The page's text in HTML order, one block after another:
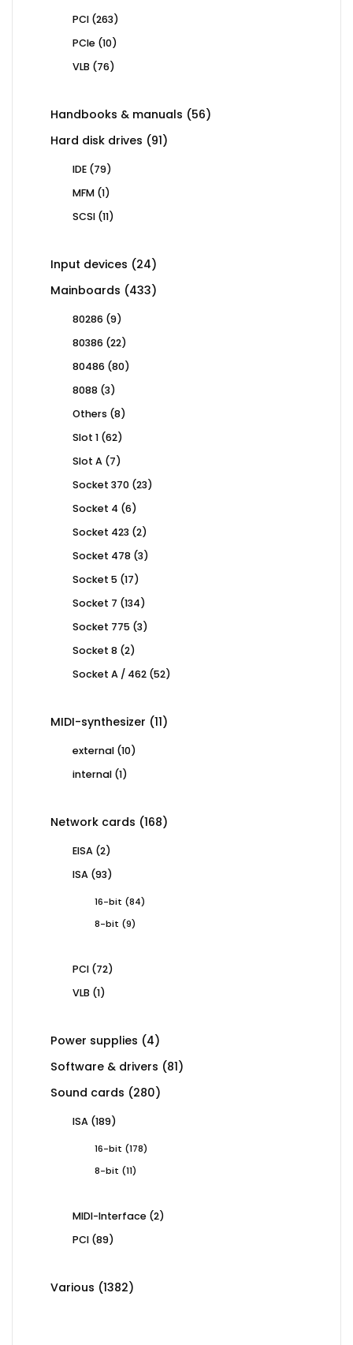
PCI 263263
PCIe 1010
VLB 7676
Handbooks & manuals 5656
Hard disk drives 9191
IDE 7979
MFM 11
SCSI 1111
Input devices 2424
Mainboards 433433
80286 99
80386 2222
80486 8080
8088 33
Others 88
Slot 1 6262
Slot A 77
Socket 370 2323
Socket 4 66
Socket 423 22
Socket 478 33
Socket 5 1717
Socket 7 134134
Socket 775 33
Socket 8 22
Socket A / 462 5252
MIDI-synthesizer 1111
external 1010
internal 11
Network cards 168168
EISA 22
ISA 9393
16-bit 8484
8-bit
99
PCI 7272
VLB 11
Power supplies 44
Software & drivers 8181
Sound cards 280280
ISA 189189
16-bit 178178
8-bit
1111
MIDI-Interface 22
PCI 8989
Various 13821382